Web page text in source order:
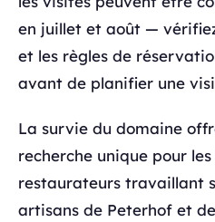
en juillet et août —
et les règles de
avant de planifier une
La survie du domaine
recherche unique pour
restaurateurs travaillant
artisans de Peterhof et